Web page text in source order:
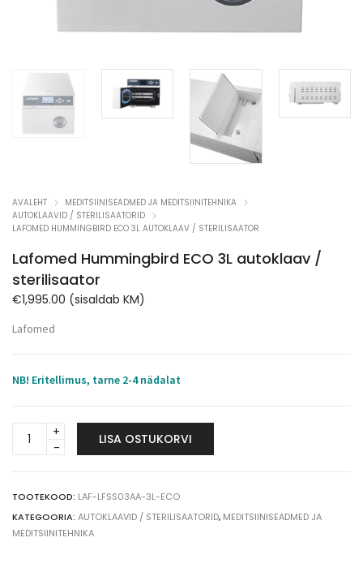
AVALEHT
MEDITSIINISEADMED JA MEDITSIINITEHNIKA
AUTOKLAAVID / STERILISAATORID
LAFOMED HUMMINGBIRD ECO 3L AUTOKLAAV / STERILISAATOR
Lafomed Hummingbird ECO 3L autoklaav /
sterilisaator
€1,995.00 (sisaldab KM)
Lafomed
NB! Eritellimus, tarne 2-4 nädalat
Lafomed
Hummingbird
autoklaav
/
sterilisaator
LISA OSTUKORVI
TOOTEKOOD: LAF-LFSS03AA-3L-ECO
KATEGOORIA: AUTOKLAAVID / STERILISAATORID, MEDITSIINISEADMED JA
MEDITSIINITEHNIKA